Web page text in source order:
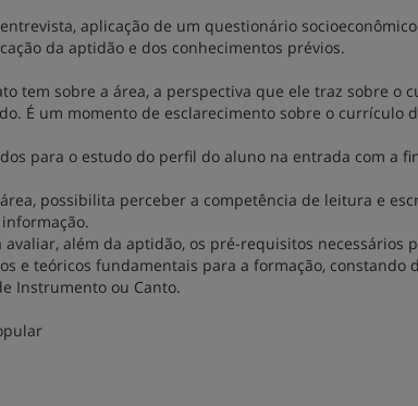
aplicação de um questionário socioeconômico
da aptidão e dos conhecimentos prévios.
tem sobre a área, a perspectiva que ele traz sobre o
É um momento de esclarecimento sobre o currículo
para o estudo do perfil do aluno na entrada com a
possibilita perceber a competência de leitura e
além da aptidão, os pré-requisitos necessários
e teóricos fundamentais para a formação, constando
Instrumento ou Canto.